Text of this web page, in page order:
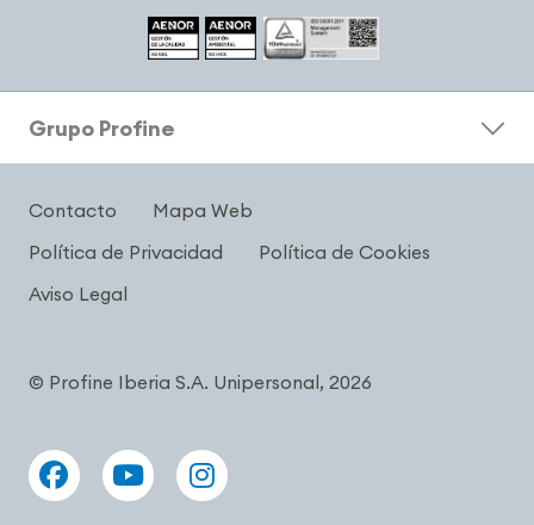
Grupo Profine
Contacto
Mapa Web
Política de Privacidad
Política de Cookies
Aviso Legal
© Profine Iberia S.A. Unipersonal, 2026